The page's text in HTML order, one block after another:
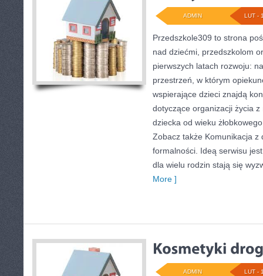
LUT -
ADMIN
Przedszkole309 to strona
nad dziećmi, przedszkolom
pierwszych latach rozwoju:
przestrzeń, w którym
wspierające dzieci znajdą
dotyczące organizacji życia
dziecka od wieku
Zobacz także Komunikacja z
formalności. Ideą serwisu
dla wielu rodzin stają się
More ]
LUT -
ADMIN